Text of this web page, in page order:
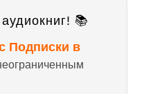
📚
Подписки в